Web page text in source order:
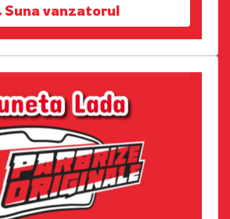
Suna vanzatorul